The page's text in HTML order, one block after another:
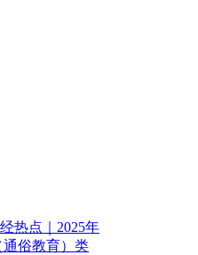
热点｜2025年
俗教育）类